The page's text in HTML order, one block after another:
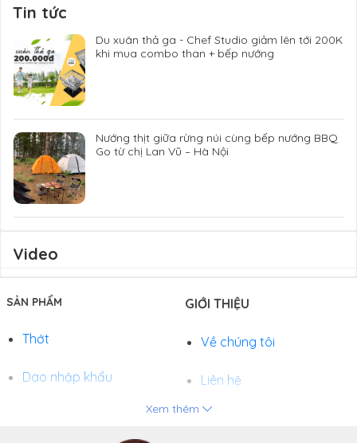
Tin tức
Du xuân thả ga - Chef Studio giảm lên tới 200K
khi mua combo than + bếp nướng
Nướng thịt giữa rừng núi cùng bếp nướng BBQ
Go từ chị Lan Vũ – Hà Nội
Video
SẢN PHẨM
Thớt
Dao nhập khẩu
GIỚI THIỆU
Về chúng tôi
Liên hệ
Xem thêm